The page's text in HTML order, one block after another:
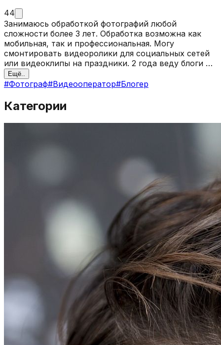
44
Занимаюсь обработкой фотографий любой
сложности более 3 лет. Обработка возможна как
мобильная, так и профессиональная. Могу
смонтировать видеоролики для социальных сетей
или видеоклипы на праздники. 2 года веду блоги в
Тик токе и Инстарам. Соответвенно обладаю
достаточным опытом и знаниями о продвижении.
контент
Ещё..
#Фотограф#Видеооператор#Блогер
Категории